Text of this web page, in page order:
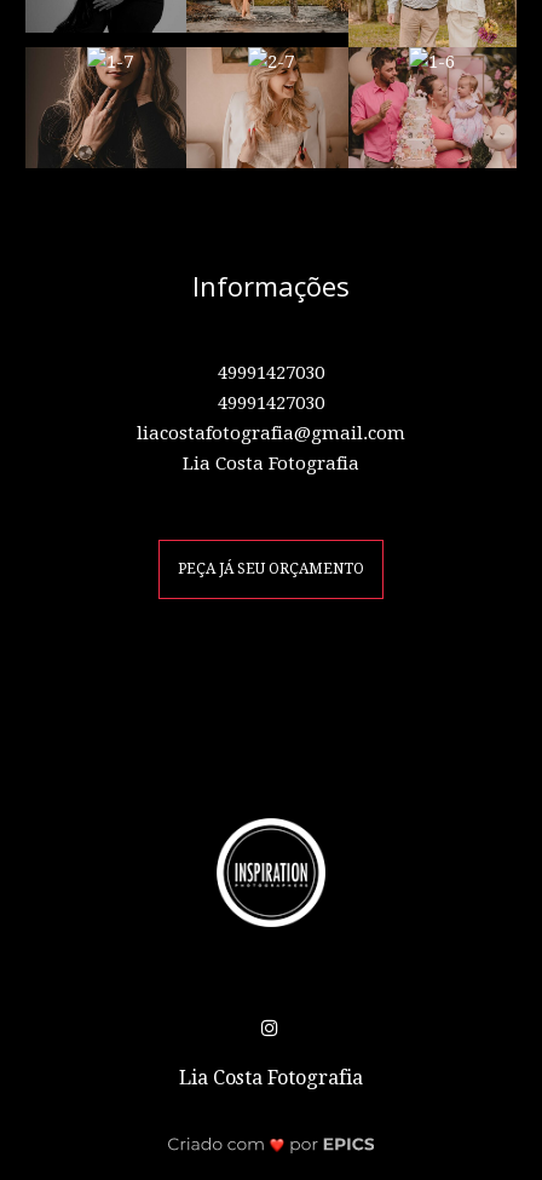
Informações
49991427030
49991427030
liacostafotografia@gmail.com
Lia Costa Fotografia
PEÇA JÁ SEU ORÇAMENTO
Lia Costa Fotografia